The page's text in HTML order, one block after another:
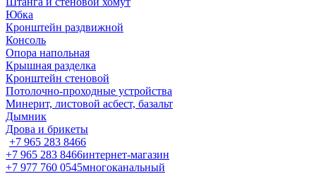
Юбка
Кронштейн раздвижной
Консоль
Опора напольная
Крышная разделка
Кронштейн стеновой
Потолочно-проходные устройства
Минерит, листовой асбест, базальт
Дымник
Дрова и брикеты
+7 965 283 8466
+7 965 283 8466интернет-магазин
+7 977 760 0545многоканальный